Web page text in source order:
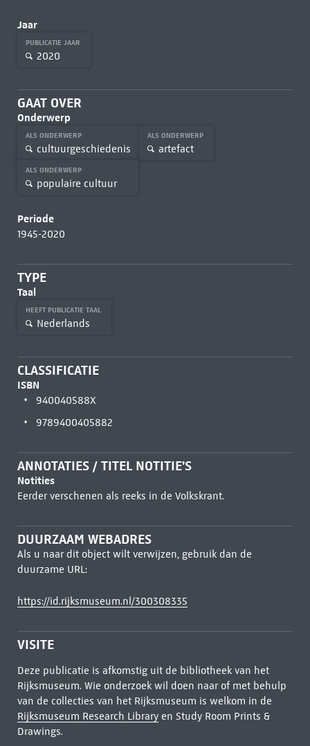
Jaar
PUBLICATIE JAAR
2020
GAAT OVER
Onderwerp
ALS ONDERWERP
cultuurgeschiedenis
ALS ONDERWERP
artefact
ALS ONDERWERP
populaire cultuur
Periode
1945-2020
TYPE
Taal
HEEFT PUBLICATIE TAAL
Nederlands
CLASSIFICATIE
ISBN
940040588X
9789400405882
ANNOTATIES / TITEL NOTITIE'S
Notities
Eerder verschenen als reeks in de Volkskrant.
DUURZAAM WEBADRES
Als u naar dit object wilt verwijzen, gebruik dan de
duurzame URL:
https://id.rijksmuseum.nl/300308335
VISITE
Deze publicatie is afkomstig uit de bibliotheek van het
Rijksmuseum. Wie onderzoek wil doen naar of met behulp
van de collecties van het Rijksmuseum is welkom in de
Rijksmuseum Research Libraryen Study Room Prints &
Drawings.